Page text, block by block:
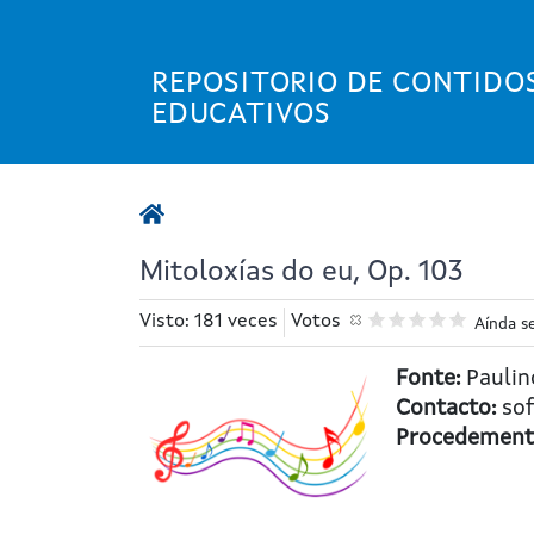
REPOSITORIO DE
EDUCATIVOS
Mitoloxías do eu, Op. 103
Visto: 181 veces Votos Aínda
Fonte:
Contacto: